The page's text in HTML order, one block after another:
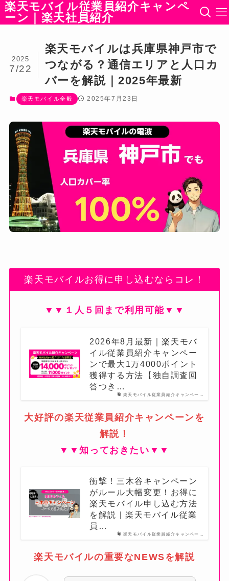
楽天モバイル従業員紹介キャンペ
ーン｜楽天社員紹介
楽天モバイルは兵庫県神戸市で
つながる？通信エリアと人口カ
バーを解説｜2025年最新
2025
7/22
楽天モバイル全般 2025年7月23日
楽天モバイルお得に申し込むならコレ！
▼▼１人５回まで利用可能▼▼
楽天モバイル従業員紹介キャンペー…
2026年8月最新｜楽天モバ
イル従業員紹介キャンペー
ンで最大1万4000ポイント
獲得する方法【独自調査回
答つき…
大好評の楽天従業員紹介キャンペーンを
解説！
▼▼知っておきたい▼▼
楽天モバイル従業員紹介キャンペー…
衝撃！三木谷キャンペーン
がルール大幅変更！お得に
楽天モバイル申し込む方法
を解説 | 楽天モバイル従業
員…
楽天モバイルの重要なNEWSを解説